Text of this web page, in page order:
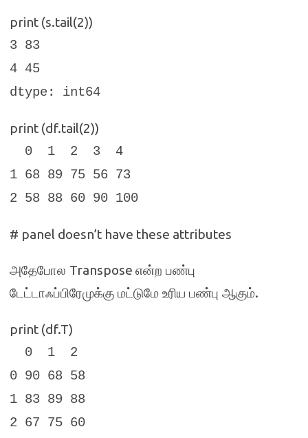
print (s.tail(2))
3 83
4 45
dtype: int64
print (df.tail(2))
0 1 2 3 4
1 68 89 75 56 73
2 58 88 60 90 100
# panel doesn’t have these attributes
அதேபோல Transpose என்ற பண்பு
டேட்டாஃப்பிரேமுக்கு மட்டுமே உரிய பண்பு ஆகும்.
print (df.T)
0 1 2
0 90 68 58
1 83 89 88
2 67 75 60